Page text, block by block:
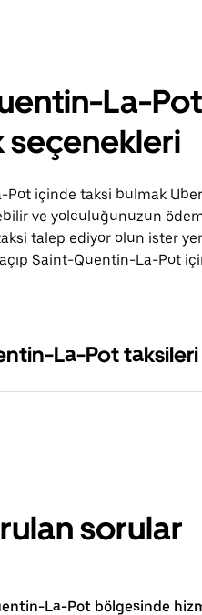
La-
seçenekleri
içinde taksi bulmak Uber
ve yolculuğunuzun
talep ediyor olun ister
Saint-Quentin-La-Pot
La-Pot taksileri
sorular
La-Pot bölgesinde